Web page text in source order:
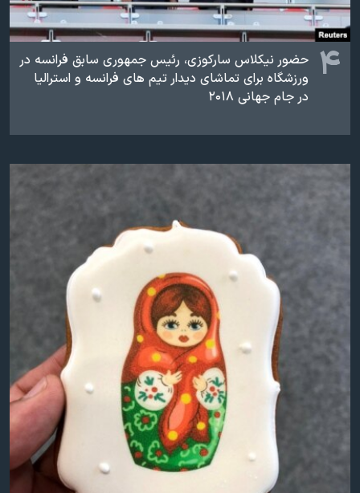
۴ حضور نیکلاس سارکوزی، رئیس جمهوری سابق فرانسه در
ورزشگاه برای تماشای دیدار تیم های فرانسه و استرالیا
در جام جهانی ۲۰۱۸